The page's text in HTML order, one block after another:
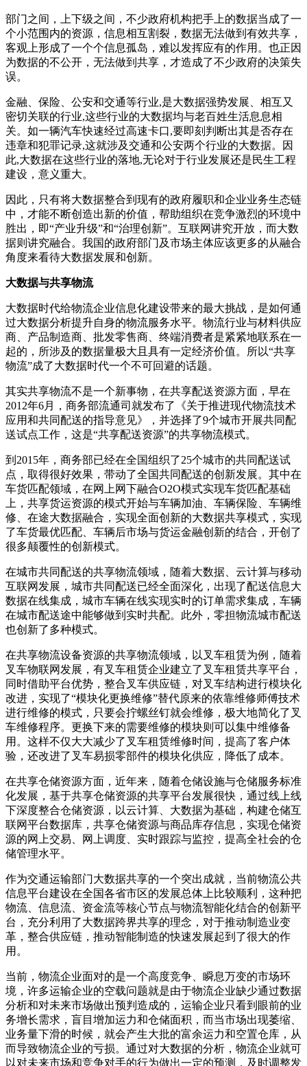
部门之间，上下级之间，不少政府机构把手上的数据当成了一
个小范围内的资源，信息相互割裂，数据无法做到有效共享，
客观上形成了一个个信息孤岛，难以发挥应有的作用。也正因
为数据的不公开，无法做到共享，才造成了不少政府的决策失
误。
金融、保险、公安和交通等行业,是大数据强势发展、相互又
密切关联的行业,这些行业的大数据均与老百姓生活息息相
关。如一辆汽车快速经过高速卡口,要即刻判断出其是否存在
违章和犯罪记录,这就涉及交通和公安两个行业的大数据。因
此,大数据在这些行业的落地,无论对于行业发展还是民生工程
建设，意义重大。
因此，只有将大数据整合到现有的政府履职和企业业务生态链
中，才能不断创造出新的价值，帮助组织在竞争激烈的环境中
胜出，即“产业升级”和“治理创新”。互联网讲究开放，而大数
据则讲究融合。我国的政府部门及市场主体应该更多的从融合
角度来看待大数据发展和创新。
大数据与共享物流
大数据时代给物流企业信息化建设带来的最大挑战，是如何通
过大数据分析提升自身的物流服务水平。物流行业与材料供应
商、产品制造商、批发零售商、终端消费者是紧紧地联系在一
起的，所涉及的数据量极大且具有一定经济价值。所以“共享
物流”成了大数据时代一个不可回避的话题。
其实共享物流不是一个新事物，在共享配送资源方面，早在
2012年6月，商务部流通司就发布了《关于推进现代物流技术
应用和共同配送的指导意见》，并选择了9个城市开展共同配
送试点工作，这是“共享配送资源”的共享物流模式。
到2015年，商务部已经在全国组织了25个城市的共同配送试
点，取得很好效果，带动了全国共同配送的创新发展。其中在
车货匹配领域，在网上网下融合O2O模式实现车货匹配基础
上，共享货运资源的模式开始与车辆加油、车辆保险、车辆维
修、在途大数据融合，实现全面创新的大数据共享模式，实现
了车货最优匹配、车辆后市场与货运金融创新的结合，开创了
很多颠覆性的创新模式。
在城市共同配送的共享物流领域，随着大数据、云计算与移动
互联网发展，城市共同配送已经全面深化，出现了配送信息大
数据在线集成，城市车辆在线实现实时的订单需求集成，车辆
在城市配送途中能够做到实时共配。此外，零担物流城市配送
也创新了多种模式。
在共享物流设备资源的共享物流领域，以叉车租赁为例，随着
叉车物联网发展，有叉车租赁企业建立了叉车租赁共享平台，
同时借助平台优势，整合叉车供应链，对叉车结构进行模块化
改进，实现了“模块化更换维修”替代原来的依靠维修师傅技术
进行维修的模式，只要会拧螺丝钉就会维修，极大地简化了叉
车维修程序。更换下来的需要维修的模块则可以集中维修备
用。这样不仅大大减少了叉车租赁维修时间，提高了客户体
验，还改进了叉车易损零部件的模块化供应，降低了成本。
在共享仓储资源方面，近年来，随着仓储设施与仓储服务标准
化发展，基于共享仓储资源的共享平台发展很快，通过线上线
下深度整合仓储资源，以云计算、大数据为基础，构建仓储互
联网平台数据库，共享仓储资源与商品库存信息，实现仓储资
源的网上交易、网上调度、实时跟踪与监控，提高全社会的仓
储管理水平。
作为交通运输部门大数据共享的一个突出成就，当前物流公共
信息平台建设在全国各省市区的发展总体上比较顺利，这种把
物流、信息流、资金流等核心节点与物流智能化结合的创新平
台，充分利用了大数据跨界共享的理念，对于推动制造业变
革，整合供应链，推动智能制造的快速发展起到了很大的作
用。
当前，物流企业面对的是一个高度竞争、瞬息万变的市场环
境，许多运输企业的空载问题就是由于物流企业缺少通过数据
分析和对未来市场做出预判造成的，运输企业只看到眼前的业
务增长需求，盲目增加运力和仓储面积，而当市场出现萎缩、
业务量下滑的时候，就会产生大批的富余运力和空置仓库，从
而导致物流企业的亏损。通过对大数据的分析，物流企业就可
以对未来市场和竞争对手的行为做出一定的预测，及时调整发